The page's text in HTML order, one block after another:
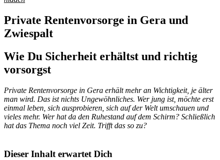
Private Rentenvorsorge in Gera und
Zwiespalt
Wie Du Sicherheit erhältst und richtig
vorsorgst
Private Rentenvorsorge in Gera erhält mehr an Wichtigkeit, je älter
man wird. Das ist nichts Ungewöhnliches. Wer jung ist, möchte erst
einmal leben, sich ausprobieren, sich auf der Welt umschauen und
vieles mehr. Wer hat da den Ruhestand auf dem Schirm? Schließlich
hat das Thema noch viel Zeit. Trifft das so zu?
Dieser Inhalt erwartet Dich